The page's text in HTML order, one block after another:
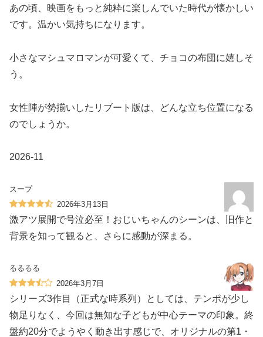
あの頃、映画をもっと純粋に楽しんでいた時代が懐かしい
です。温かい気持ちになります。
小さなマシュマロマンが可愛くて、チョコの布団に嬉しそ
う。
女性陣が勢揃いしたリブート版は、どんな立ち位置になる
のでしょうか。
2026-11
スープ
2026年3月13日
激アツ展開で号泣必至！おじいちゃんのシーンは、旧作と
背景を知って観ると、さらに感動が深まる。
るるるる
2026年3月7日
シリーズ3作目（正式な時系列）としては、テンポが少し
物足りなく、今回は無知な子どもが中心テーマの印象。終
盤約20分でようやく動き出す感じで、オリジナルの第1・